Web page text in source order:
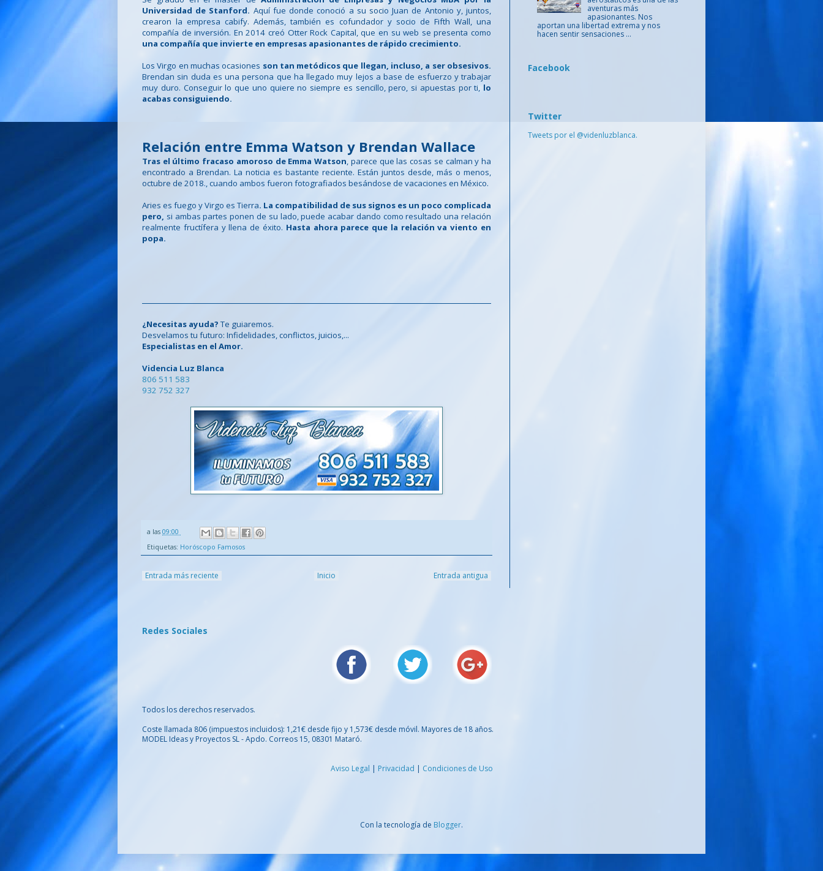
Universidad de Stanford. Aquí fue donde conoció a su socio Juan de Antonio y, juntos,
crearon la empresa cabify. Además, también es cofundador y socio de Fifth Wall, una
compañía de inversión. En 2014 creó Otter Rock Capital, que en su web se presenta como
una compañía que invierte en empresas apasionantes de rápido crecimiento.
Los Virgo en muchas ocasiones son tan metódicos que llegan, incluso, a ser obsesivos.
Brendan sin duda es una persona que ha llegado muy lejos a base de esfuerzo y trabajar
muy duro. Conseguir lo que uno quiere no siempre es sencillo, pero, si apuestas por ti, lo
acabas consiguiendo.
Relación entre Emma Watson y Brendan Wallace
Tras el último fracaso amoroso de Emma Watson, parece que las cosas se calman y ha
encontrado a Brendan. La noticia es bastante reciente. Están juntos desde, más o menos,
octubre de 2018., cuando ambos fueron fotografiados besándose de vacaciones en México.
Aries es fuego y Virgo es Tierra. La compatibilidad de sus signos es un poco complicada
pero, si ambas partes ponen de su lado, puede acabar dando como resultado una relación
realmente fructífera y llena de éxito. Hasta ahora parece que la relación va viento en
popa.
¿Necesitas ayuda? Te guiaremos.
Desvelamos tu futuro: Infidelidades, conflictos, juicios,...
Especialistas en el Amor.
Videncia Luz Blanca
806 511 583
932 752 327
a las 09:00
Etiquetas: Horóscopo Famosos
Entrada más reciente Entrada antigua
Inicio
aventuras más
apasionantes. Nos
aportan una libertad extrema y nos
hacen sentir sensaciones ...
Facebook
Twitter
Tweets por el @videnluzblanca.
Redes Sociales
Todos los derechos reservados.
Coste llamada 806 (impuestos incluidos): 1,21€ desde fijo y 1,573€ desde móvil. Mayores de 18 años.
MODEL Ideas y Proyectos SL - Apdo. Correos 15, 08301 Mataró.
Aviso Legal | Privacidad | Condiciones de Uso
Con la tecnología de Blogger.